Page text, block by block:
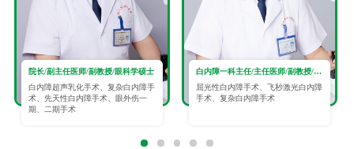
院长/副主任医师/副教授/眼科学硕士
白内障超声乳化手术、复杂白内障手
术、先天性白内障手术、眼外伤一
期、二期手术
白内障一科主任/主任医师/副教授/眼科学硕士
屈光性白内障手术、飞秒激光白内障
手术、复杂白内障手术